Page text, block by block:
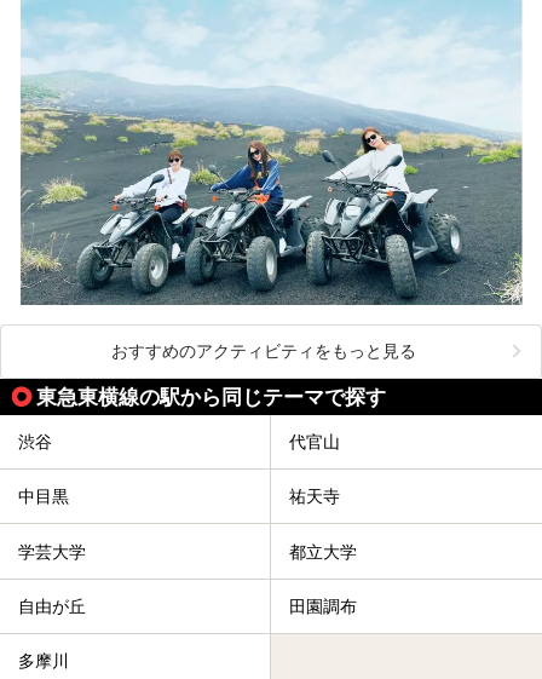
おすすめのアクティビティをもっと見る
東急東横線の駅から同じテーマで探す
渋谷 代官山
中目黒 祐天寺
学芸大学 都立大学
自由が丘 田園調布
多摩川